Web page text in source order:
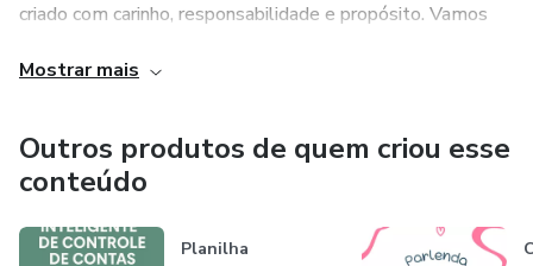
criado com carinho, responsabilidade e propósito. Vamos
e&nbsp;tranquila!&nbsp;💚
Mostrar mais
Outros produtos de quem criou esse
conteúdo
Planilha